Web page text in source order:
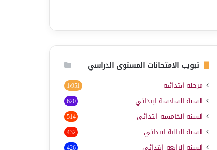
تبويب الامتحانات المستوى الدراسي
مرحلة ابتدائية 1٬951
السنة السادسة ابتدائي 620
السنة الخامسة ابتدائي 514
السنة الثالثة ابتدائي 432
السنة الرابعة ابتدائي 426